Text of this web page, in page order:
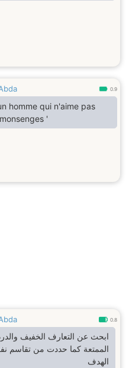
0.9
homme qui n'aime pas
'
0.8
ابحث عن التعارف الخفيف
الممتعة كما حددت من تقاسم
الهدف